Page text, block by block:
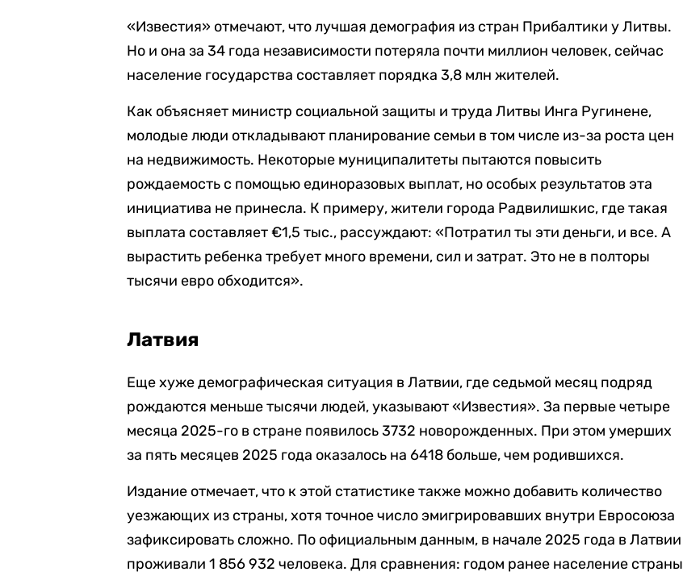
«Известия» отмечают, что лучшая демография из стран Прибалтики у Литвы.
Но и она за 34 года независимости потеряла почти миллион человек, сейчас
население государства составляет порядка 3,8 млн жителей.
Как объясняет министр социальной защиты и труда Литвы Инга Ругинене,
молодые люди откладывают планирование семьи в том числе из-за роста цен
на недвижимость. Некоторые муниципалитеты пытаются повысить
рождаемость с помощью единоразовых выплат, но особых результатов эта
инициатива не принесла. К примеру, жители города Радвилишкис, где такая
выплата составляет €1,5 тыс., рассуждают: «Потратил ты эти деньги, и все. А
вырастить ребенка требует много времени, сил и затрат. Это не в полторы
тысячи евро обходится».
Латвия
Еще хуже демографическая ситуация в Латвии, где седьмой месяц подряд
рождаются меньше тысячи людей, указывают «Известия». За первые четыре
месяца 2025-го в стране появилось 3732 новорожденных. При этом умерших
за пять месяцев 2025 года оказалось на 6418 больше, чем родившихся.
Издание отмечает, что к этой статистике также можно добавить количество
уезжающих из страны, хотя точное число эмигрировавших внутри Евросоюза
зафиксировать сложно. По официальным данным, в начале 2025 года в Латвии
проживали 1 856 932 человека. Для сравнения: годом ранее население страны